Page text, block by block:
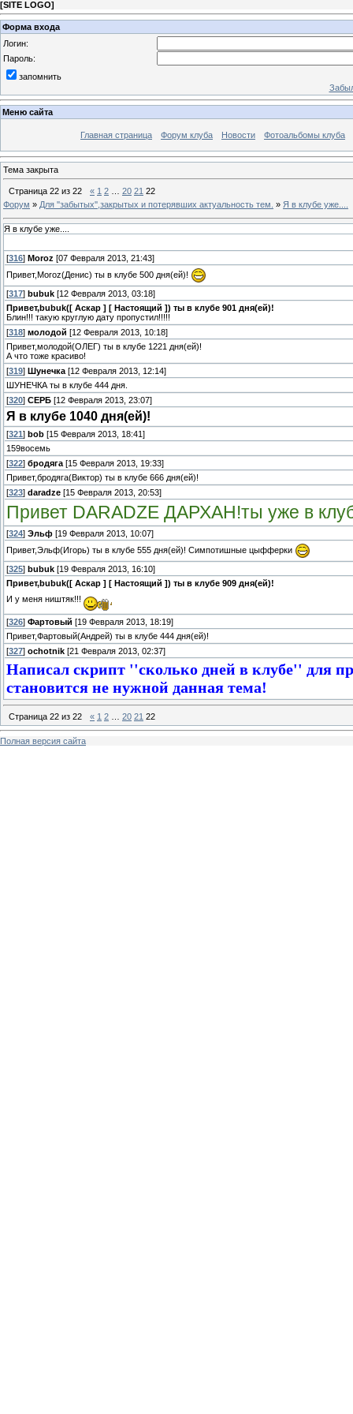
[SITE LOGO]
Форма входа
Логин:
Пароль:
запомнить
Меню сайта
Главная страница Форум клуба Новости Фотоальбомы клуба
Тема закрыта
Страница 22 из 22 « 1 2 20 21 22
Форум » Для ''забытых'',закрытых и потерявших актуальность тем. » Я в клубе уже....
Я в клубе уже....
[316] Moroz [07 Февраля 2013, 21:43]
Привет,Moroz(Денис) ты в клубе 500 дня(ей)!
[317] bubuk [12 Февраля 2013, 03:18]
Привет,bubuk([ Аскар ] [ Настоящий ]) ты в клубе 901 дня(ей)!
Блин!!! такую круглую дату пропустил!!!!!
[318] молодой [12 Февраля 2013, 10:18]
Привет,молодой(ОЛЕГ) ты в клубе 1221 дня(ей)!
А что тоже красиво!
[319] Шунечка [12 Февраля 2013, 12:14]
ШУНЕЧКА ты в клубе 444 дня.
[320] СЕРБ [12 Февраля 2013, 23:07]
Я в клубе 1040 дня(ей)!
[321 ] bob [15 Февраля 2013, 18:41]
159восемь
[322] бродяга [15 Февраля 2013, 19:33]
Привет,бродяга(Виктор) ты в клубе 666 дня(ей)!
[323] daradze [15 Февраля 2013, 20:53]
Привет DARADZE ДАРХАН!ты уже в
[324] Эльф [19 Февраля 2013, 10:07]
Привет,Эльф(Игорь) ты в клубе 555 дня(ей)! Симпотишные цыфферки
[325] bubuk [19 Февраля 2013, 16:10]
Привет,bubuk([ Аскар ] [ Настоящий ]) ты в клубе 909 дня(ей)!
И у меня ништяк!!!
[326] Фартовый [19 Февраля 2013, 18:19]
Привет,Фартовый(Андрей) ты в клубе 444 дня(ей)!
[327] ochotnik [21 Февраля 2013, 02:37]
Написал скрипт ''сколько дней в клубе'' для
становится не нужной данная тема!
Страница 22 из 22 « 1 2 20 21 22
Полная версия сайта